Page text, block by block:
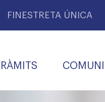
FINESTRETA ÚNICA
LLEIDA